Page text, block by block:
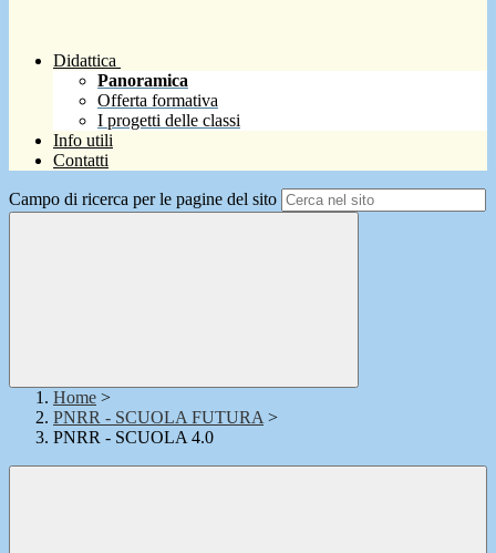
Didattica
Panoramica
Offerta formativa
I progetti delle classi
Info utili
Contatti
Campo di ricerca per le pagine del sito
Home >
PNRR - SCUOLA FUTURA >
PNRR - SCUOLA 4.0